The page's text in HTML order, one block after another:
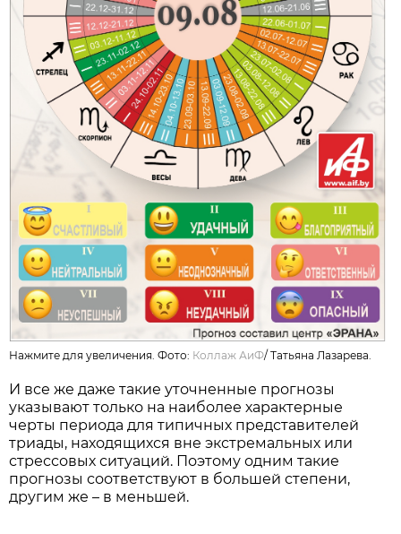
Нажмите для увеличения. Фото: Коллаж АиФ/Татьяна Лазарева.
И все же даже такие уточненные прогнозы
указывают только на наиболее характерные
черты периода для типичных представителей
триады, находящихся вне экстремальных или
стрессовых ситуаций. Поэтому одним такие
прогнозы соответствуют в большей степени,
другим же – в меньшей.